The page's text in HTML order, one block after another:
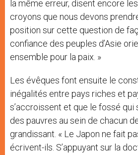
la même erreur, disent encore
croyons que nous devons
position sur cette question de
confiance des peuples d’Asie
ensemble pour la paix. »
Les évêques font ensuite le
inégalités entre pays riches et
s’accroissent et que le fossé qui
des pauvres au sein de chacun
grandissant. « Le Japon ne fait
écrivent-ils. S’appuyant sur la